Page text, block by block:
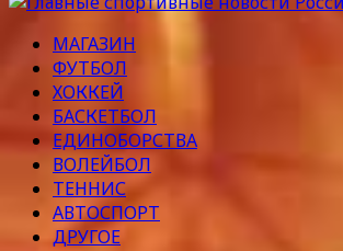
МАГАЗИН
ФУТБОЛ
ХОККЕЙ
БАСКЕТБОЛ
ЕДИНОБОРСТВА
ВОЛЕЙБОЛ
ТЕННИС
АВТОСПОРТ
ДРУГОЕ